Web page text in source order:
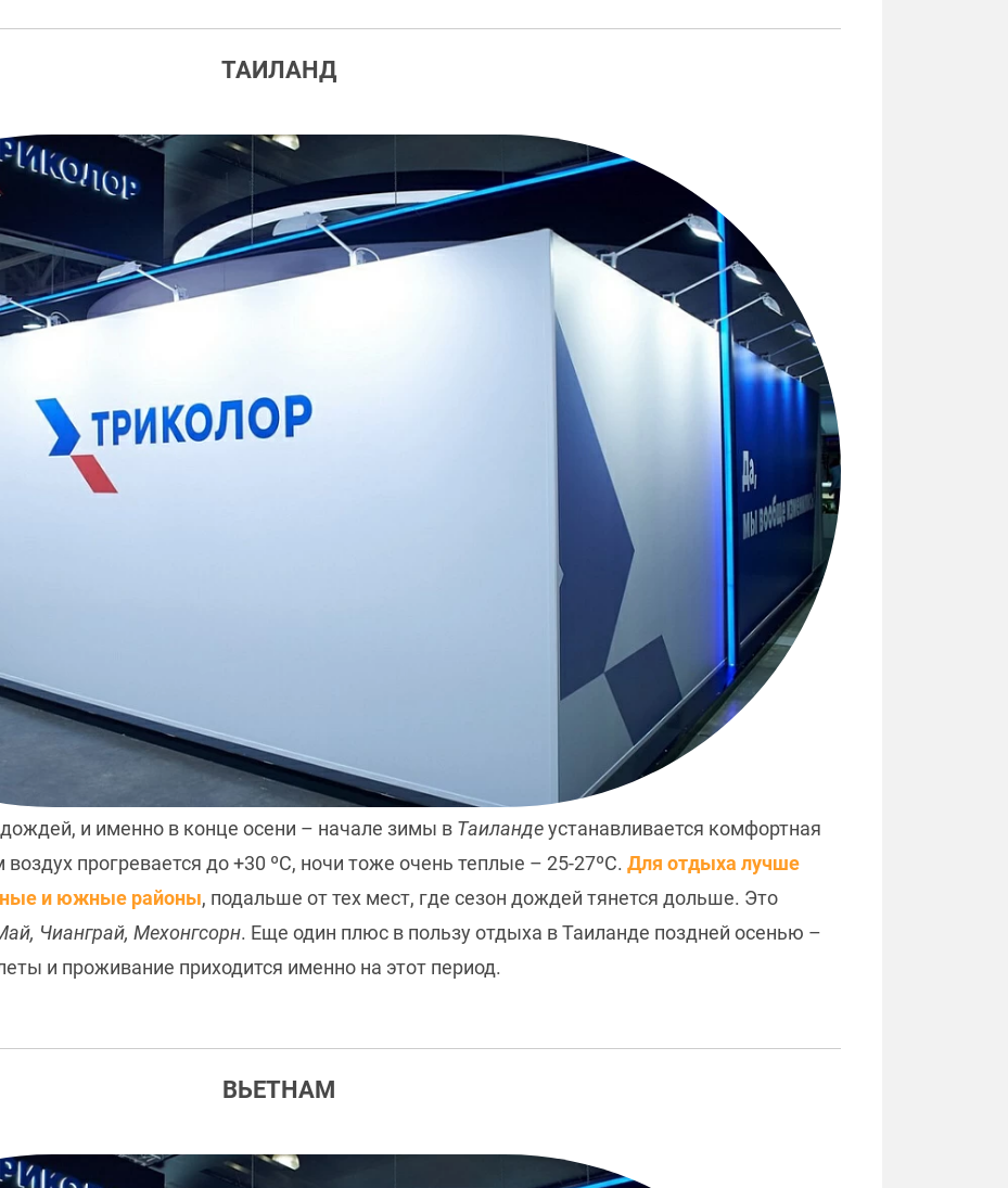
ТАИЛАНД
и именно в конце осени – начале зимы в Таиландеустанавливается комфортная
прогревается до +30 ºC, ночи тоже очень теплые – 25-27ºC. Для отдыха лучше
и южные районы, подальше от тех мест, где сезон дождей тянется дольше. Это
Чианграй, Мехонгсорн. Еще один плюс в пользу отдыха в Таиланде поздней осенью –
и проживание приходится именно на этот период.
ВЬЕТНАМ